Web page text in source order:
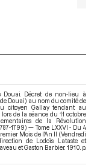
Décret de non-lieu à
Douai) au nom du comité de
citoyen Gallay tendant au
de la séance du 11 octobre
de la Révolution
1799) — Tome LXXVI - Du 4
Mois de l'An II (Vendredi
de Lodoïs Lataste et
et Gaston Barbier. 1910. p.